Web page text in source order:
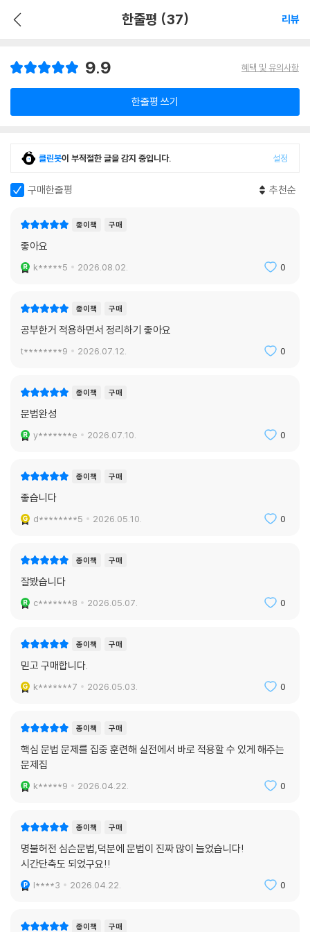
한줄평 (37) 리뷰
9.9 혜택 및 유의사항
한줄평 쓰기
클린봇이 부적절한 글을 감지 중입니다. 설정
구매한줄평 추천순
종이책 구매
좋아요
k*****5 2026.08.02. 0
종이책 구매
공부한거 적용하면서 정리하기 좋아요
t********9 2026.07.12. 0
종이책 구매
문법완성
y*******e 2026.07.10. 0
종이책 구매
좋습니다
d********5 2026.05.10. 0
종이책 구매
잘봤습니다
c*******8 2026.05.07. 0
종이책 구매
믿고 구매합니다.
k*******7 2026.05.03. 0
종이책 구매
핵심 문법 문제를 집중 훈련해 실전에서 바로 적용할 수 있게 해주는
문제집
k*****9 2026.04.22. 0
종이책 구매
명불허전 심슨문법,덕분에 문법이 진짜 많이 늘었습니다!
시간단축도 되었구요!!
l****3 2026.04.22. 0
종이책 구매